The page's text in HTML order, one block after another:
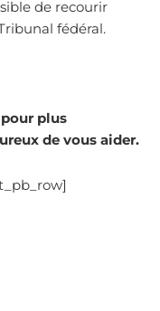
de recourir
fédéral.
plus
de vous aider.